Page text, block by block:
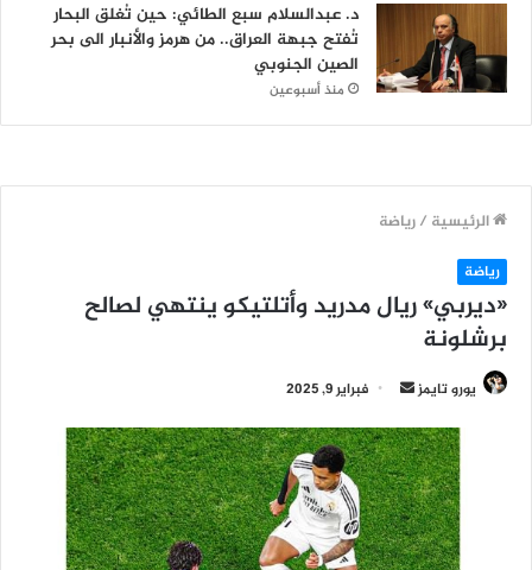
د. عبدالسلام سبع الطائي: حين تُغلق البحار
تُفتح جبهة العراق.. من هرمز والأنبار الى بحر
الصين الجنوبي
منذ أسبوعين